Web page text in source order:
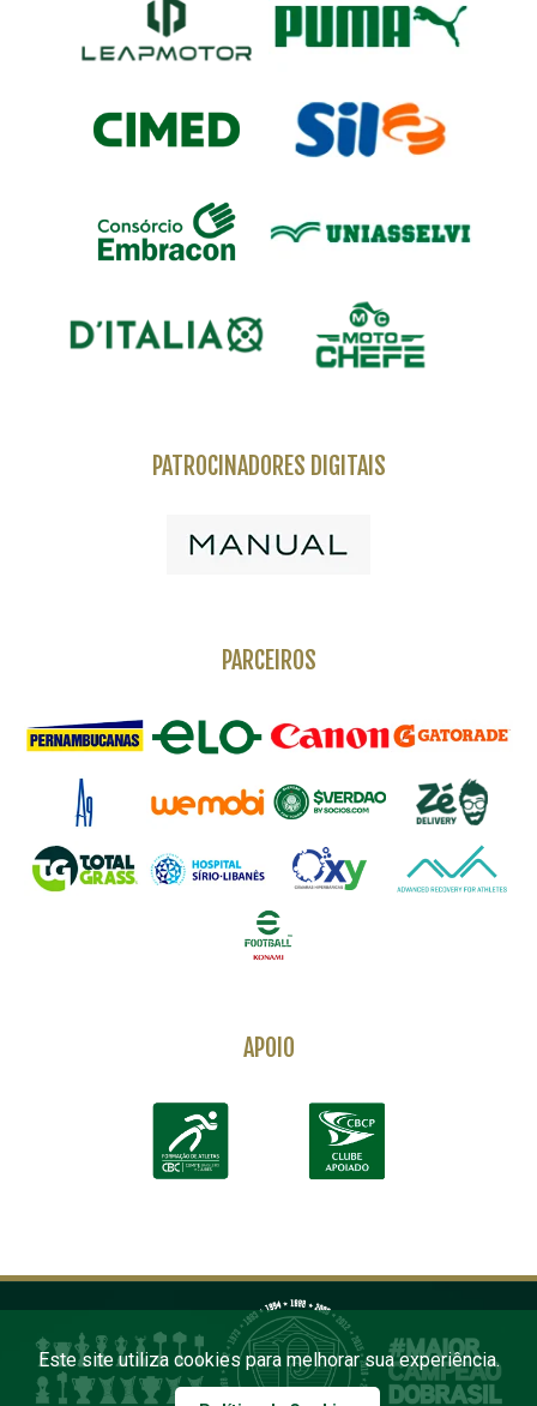
PATROCINADORES DIGITAIS
PARCEIROS
APOIO
Este site utiliza cookies para melhorar sua experiência.